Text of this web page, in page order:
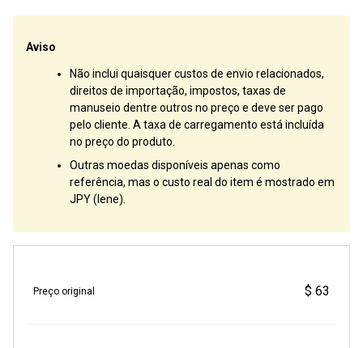
Aviso
Não inclui quaisquer custos de envio relacionados,
direitos de importação, impostos, taxas de
manuseio dentre outros no preço e deve ser pago
pelo cliente. A taxa de carregamento está incluída
no preço do produto.
Outras moedas disponíveis apenas como
referência, mas o custo real do item é mostrado em
JPY (Iene).
Preço original $ 63